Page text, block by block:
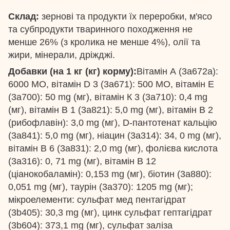
Склад: зернові та продукти їх переробки, м'ясо
та субпродукти тваринного походження не
менше 26% (з кролика не менше 4%), олії та
жири, мінерали, дріжджі.
Добавки (на 1 кг (кг) корму):Вітамін А (3a672a):
6000 МО, вітамін D 3 (3a671): 500 МО, вітамін Е
(3a700): 50 mg (мг), вітамін К 3 (3a710): 0,4 mg
(мг), вітамін В 1 (3a821): 5,0 mg (мг), вітамін В 2
(рибофлавін): 3,0 mg (мг), D-пантотенат кальцію
(3a841): 5,0 mg (мг), ніацин (3а314): 34, 0 mg (мг),
вітамін В 6 (3a831): 2,0 mg (мг), фолієва кислота
(3a316): 0, 71 mg (мг), вітамін В 12
(ціанокобаламін): 0,153 mg (мг), біотин (3a880):
0,051 mg (мг), таурін (3a370): 1205 mg (мг);
мікроелементи: сульфат мед пентагідрат
(3b405): 30,3 mg (мг), цинк сульфат гептагідрат
(3b604): 373,1 mg (мг), сульфат заліза